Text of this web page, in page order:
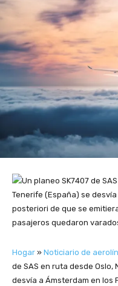
Hogar » Noticiario de
de SAS en ruta desde Oslo,
desvía a Ámsterdam en los